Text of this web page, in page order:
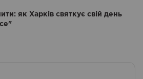
як Харків святкує свій день